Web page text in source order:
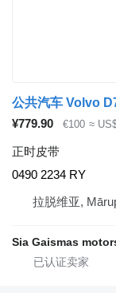
公共汽车 Volvo
¥779.90
€100 ≈
正时皮带
0490 2234 RY
拉脱维亚,
Sia Gaismas